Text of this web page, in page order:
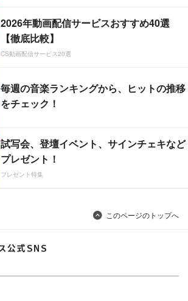
2026年動画配信サービスおすすめ40選
【徹底比較】
CS動画配信サービス20選
毎週の音楽ランキングから、ヒットの推移
をチェック！
試写会、登壇イベント、サインチェキなど
プレゼント！
プレゼント特集
このページのトップへ